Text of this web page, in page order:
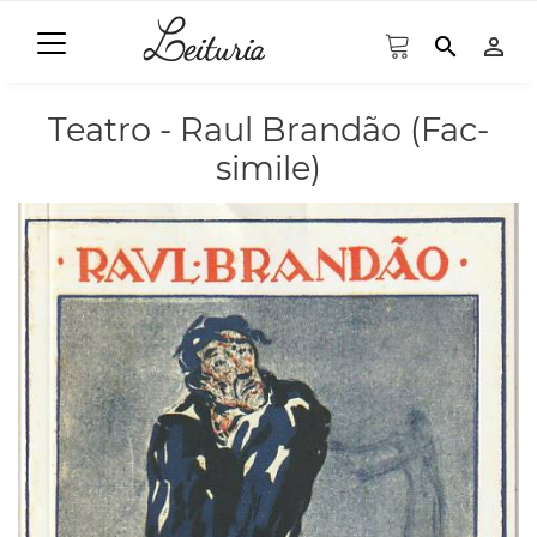
search person_outline
Teatro - Raul Brandão (Fac-
simile)